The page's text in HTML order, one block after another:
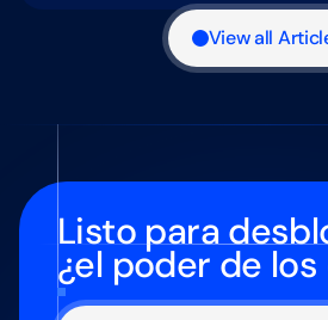
View all
Listo para
¿el poder de